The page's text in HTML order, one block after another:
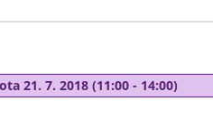
21. 7. 2018 (11:00 - 14:00)